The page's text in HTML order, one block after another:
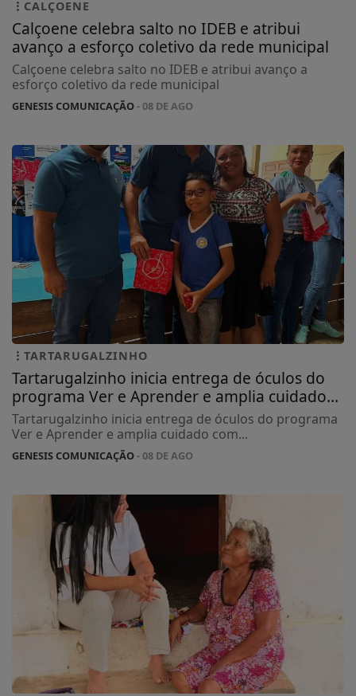
CALÇOENE
Calçoene celebra salto no IDEB e atribui
avanço a esforço coletivo da rede municipal
Calçoene celebra salto no IDEB e atribui avanço a
esforço coletivo da rede municipal
GENESIS COMUNICAÇÃO- 08 DE AGO
TARTARUGALZINHO
Tartarugalzinho inicia entrega de óculos do
programa Ver e Aprender e amplia cuidado...
Tartarugalzinho inicia entrega de óculos do programa
Ver e Aprender e amplia cuidado com...
GENESIS COMUNICAÇÃO- 08 DE AGO